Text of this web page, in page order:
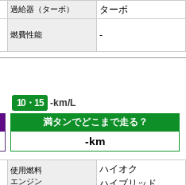
過給器（ターボ） ターボ
燃費性能 -
10・15
-km/L
満タンでどこまで走る？
-km
使用燃料
エンジン
ハイオク